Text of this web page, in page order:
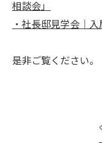
相談会」
・社長邸見学会｜
是非ご覧ください。